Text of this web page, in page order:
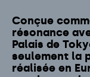
Conçue
résonance
Palais de
seulement la
réalisée en